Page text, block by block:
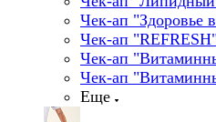
Чек-ап "Здоровье
Чек-ап
Чек-ап
Чек-ап
Еще